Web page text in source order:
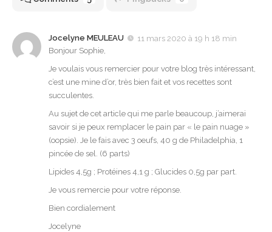
Jocelyne MEULEAU
11 mars 2020 à 19 h 18 min
Bonjour Sophie,
Je voulais vous remercier pour votre blog très intéressant,
c’est une mine d’or, très bien fait et vos recettes sont
succulentes.
Au sujet de cet article qui me parle beaucoup, j’aimerai
savoir si je peux remplacer le pain par « le pain nuage »
(oopsie). Je le fais avec 3 oeufs, 40 g de Philadelphia, 1
pincée de sel. (6 parts)
Lipides 4,5g ; Protéines 4,1 g ; Glucides 0,5g par part.
Je vous remercie pour votre réponse.
Bien cordialement
Jocelyne